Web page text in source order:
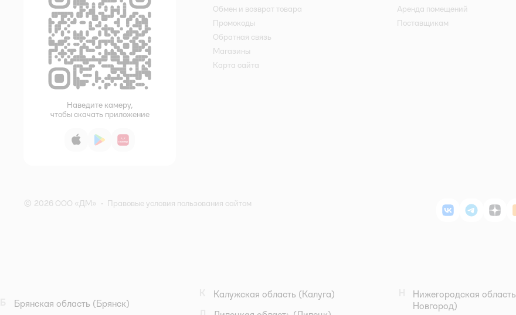
Наведите камеру,
чтобы скачать приложение
App StoreGoogle PlayAppGallery
Обмен и возврат товара
Промокоды
Обратная связь
Магазины
Карта сайта
Аренда помещений
Поставщикам
© 2026 ООО «ДМ» • Правовые условия пользования сайтом
ВКонтакте
TelegramДзен
Брянская область (Брянск)
Калужская область (Калуга)
Нижегородская область
Новгород)